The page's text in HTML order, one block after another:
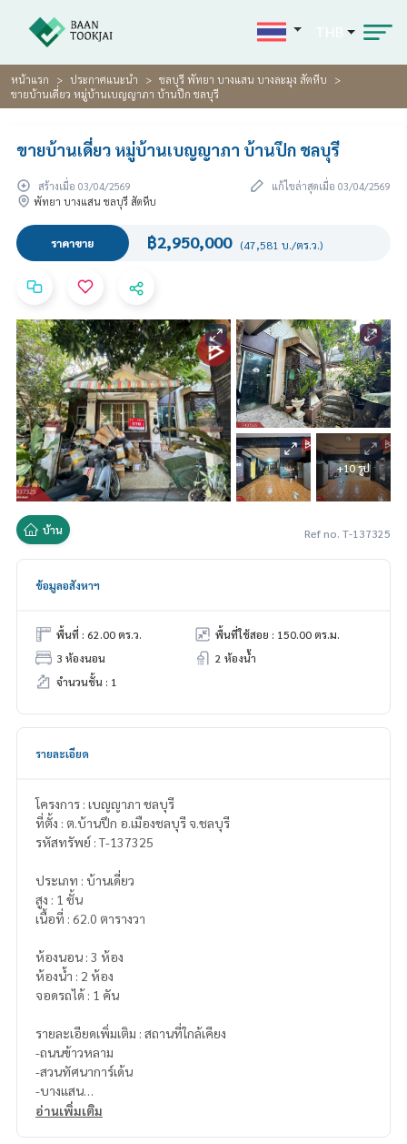
หน้าแรก ประกาศแนะนำ
ชลบุรี พัทยา บางแสน บางละมุง สัตหีบ
ขายบ้านเดี่ยว หมู่บ้านเบญญาภา บ้านปึก ชลบุรี
ขายบ้านเดี่ยว หมู่บ้านเบญญาภา บ้านปึก ชลบุรี
สร้างเมื่อ 03/04/2569
แก้ไขล่าสุดเมื่อ 03/04/2569
พัทยา บางแสน ชลบุรี สัตหีบ
ราคาขาย ฿2,950,000 (47,581 บ./ตร.ว.)
+10 รูป
บ้าน Ref no. T-137325
ข้อมูลอสังหาฯ
พื้นที่ : 62.00 ตร.ว.
พื้นที่ใช้สอย : 150.00 ตร.ม.
3 ห้องนอน
2 ห้องน้ำ
จำนวนชั้น : 1
รายละเอียด
โครงการ : เบญญาภา ชลบุรี
ที่ตั้ง : ต.บ้านปึก อ.เมืองชลบุรี จ.ชลบุรี
รหัสทรัพย์ : T-137325
ประเภท : บ้านเดี่ยว
สูง : 1 ชั้น
เนื้อที่ : 62.0 ตารางวา
ห้องนอน : 3 ห้อง
ห้องน้ำ : 2 ห้อง
จอดรถได้ : 1 คัน
รายละเอียดเพิ่มเติม : สถานที่ใกล้เคียง
-ถนนข้าวหลาม
-สวนทัศนาการ์เด้น
-บางแสน
อ่านเพิ่มเติม